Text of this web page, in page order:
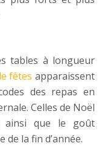
tables à longueur
fêtes apparaissent
des repas en
Celles de Noël
ainsi que le goût
de la fin d’année.